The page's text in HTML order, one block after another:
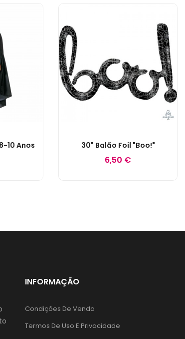
10 Anos 30" Balão Foil "Boo!"
6,50 €
INFORMAÇÃO
Condições De Venda
Termos De Uso E Privacidade